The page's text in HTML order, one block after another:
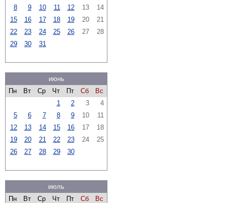
8
9 10 11 12 13
14
15
16 17 18 19 20
21
22
23 24 25 26 27
28
29
30 31
июнь
Пн
Вт Ср Чт Пт Сб
Вс
1
2 3
4
5
6 7 8 9 10
11
12
13 14 15 16 17
18
19
20 21 22 23 24
25
26
27 28 29 30
июль
Пн
Вт Ср Чт Пт Сб
Вс